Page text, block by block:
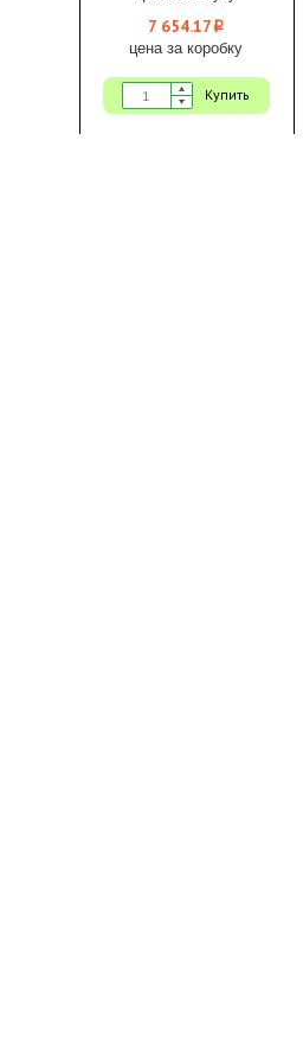
7 654.17 i
цена за коробку
Купить